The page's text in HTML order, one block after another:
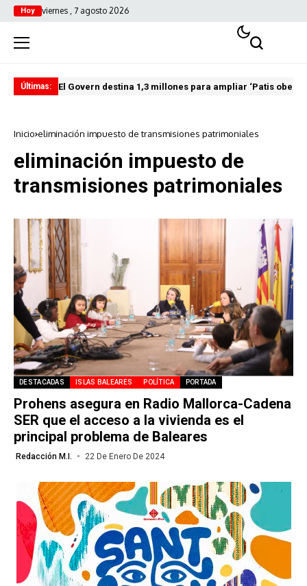
Hoy viernes , 7 agosto 2026
Últimas: El Govern destina 1,3 millones para ampliar ‘Patis
Inicio eliminación impuesto de transmisiones patrimoniales
eliminación impuesto de
transmisiones patrimoniales
DESTACADAS ISLAS BALEARES POLÍTICA PORTADA
Prohens asegura en Radio Mallorca-Cadena
SER que el acceso a la vivienda es el
principal problema de Baleares
Redacción M.I. 22 De Enero De 2024